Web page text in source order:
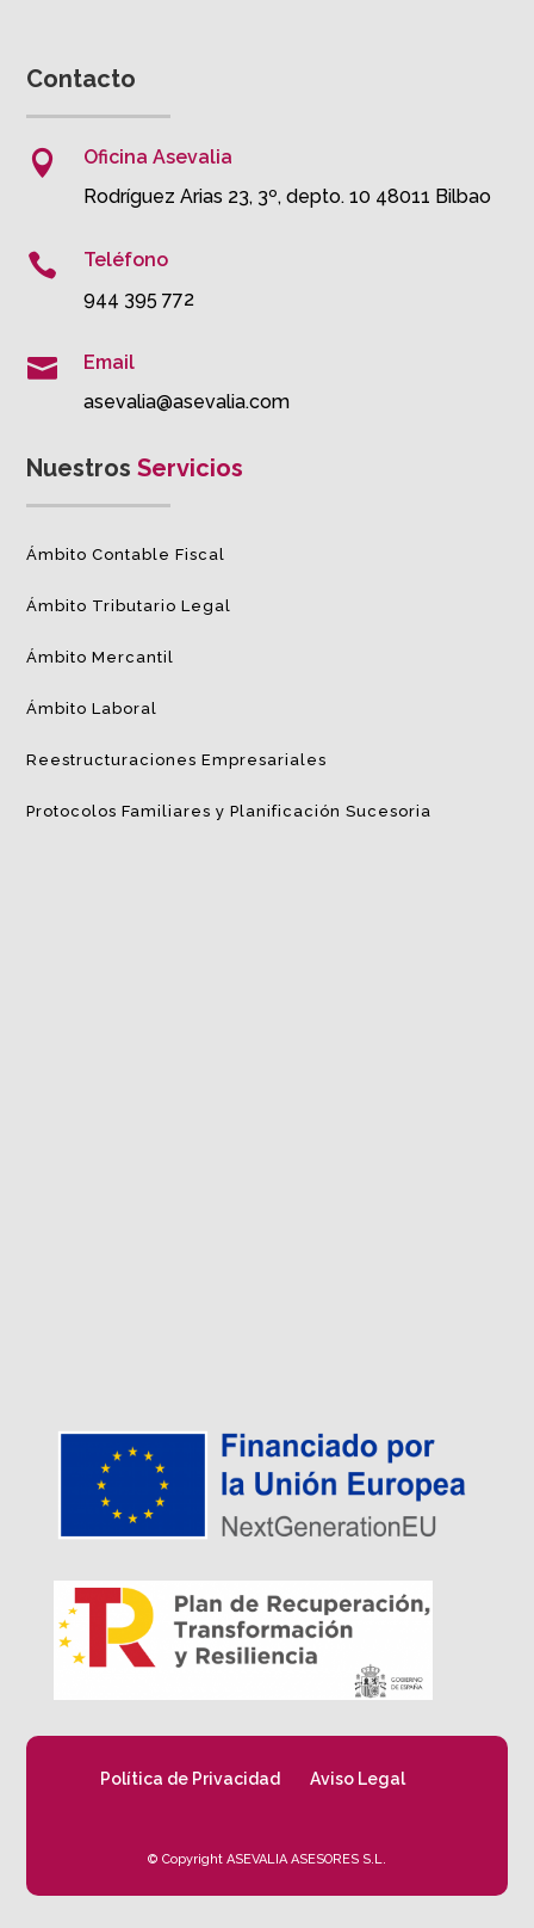
Contacto

Oficina Asevalia
Rodríguez Arias 23, 3º, depto. 10 48011 Bilbao

Teléfono
944 395 772

Email
asevalia@asevalia.com
NuestrosServicios
Ámbito Contable Fiscal
Ámbito Tributario Legal
Ámbito Mercantil
Ámbito Laboral
Reestructuraciones Empresariales
Protocolos Familiares y Planificación Sucesoria
Política de Privacidad Aviso Legal
© Copyright ASEVALIA ASESORES S.L.